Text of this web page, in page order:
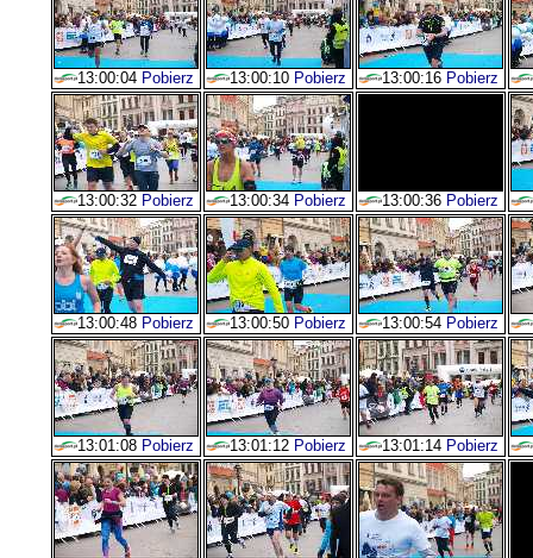
13:00:04 Pobierz 13:00:10 Pobierz 13:00:16 Pobierz
13:00:32 Pobierz 13:00:34 Pobierz 13:00:36 Pobierz
13:00:48 Pobierz 13:00:50 Pobierz 13:00:54 Pobierz
13:01:08 Pobierz 13:01:12 Pobierz 13:01:14 Pobierz